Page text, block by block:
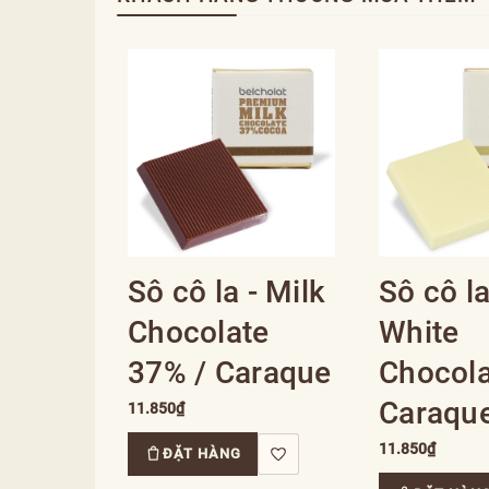
Sô cô la - Milk
Chocolate
37% / Caraque
11.850₫
ĐẶT HÀNG
Sô cô
White
11.850₫